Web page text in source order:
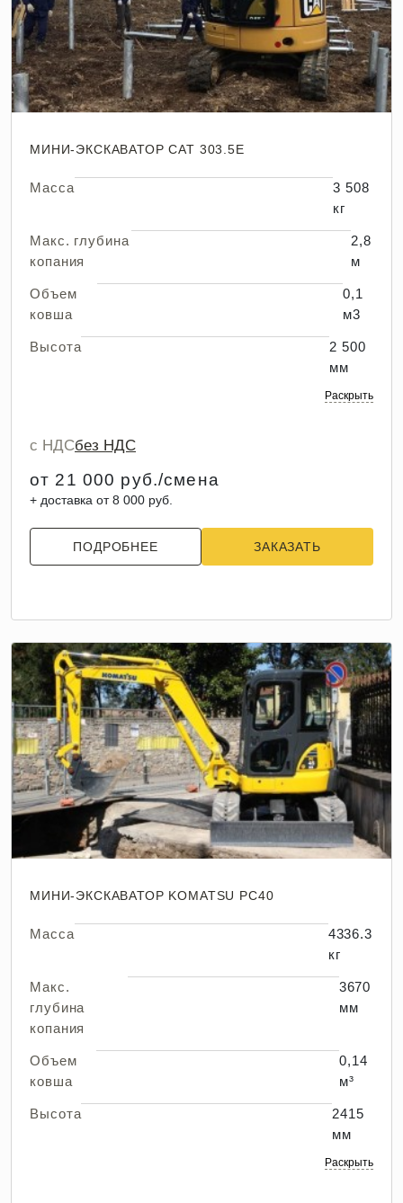
МИНИ-ЭКСКАВАТОР CAT 303.5E
Масса
3 508
кг
Макс. глубина
копания
2,8
м
Объем
ковша
0,1
м3
Высота
2 500
мм
Раскрыть
с НДСбез НДС
от 21 000 руб./смена
+ доставка от 8 000 руб.
ПОДРОБНЕЕ ЗАКАЗАТЬ
МИНИ-ЭКСКАВАТОР KOMATSU PC40
Масса
4336.3
кг
Макс.
глубина
копания
3670
мм
Объем
ковша
0,14
м³
Высота
2415
мм
Раскрыть